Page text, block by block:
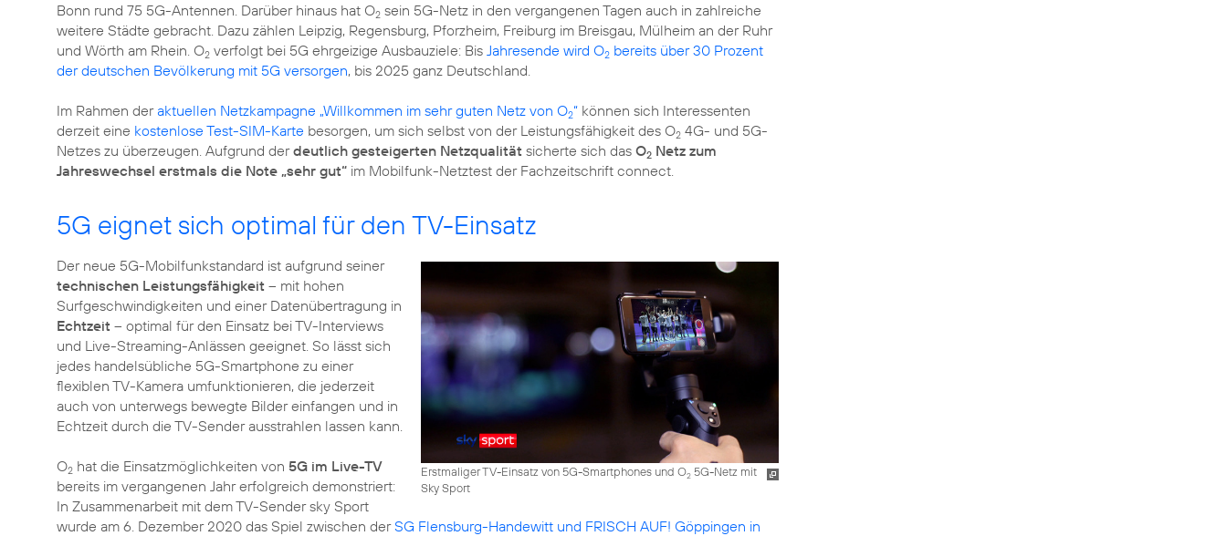
Bonn rund 75 5G-Antennen. Darüber hinaus hat O2 sein 5G-Netz in den vergangenen Tagen auch in zahlreiche
weitere Städte gebracht. Dazu zählen Leipzig, Regensburg, Pforzheim, Freiburg im Breisgau, Mülheim an der Ruhr
und Wörth am Rhein. O2 verfolgt bei 5G ehrgeizige Ausbauziele: Bis Jahresende wird O2 bereits über 30 Prozent
der deutschen Bevölkerung mit 5G versorgen, bis 2025 ganz Deutschland.
Im Rahmen deraktuellen Netzkampagne „Willkommen im sehr guten Netz von O2“ können sich Interessenten
derzeit eine kostenlose Test-SIM-Karte besorgen, um sich selbst von der Leistungsfähigkeit des O2 4G- und 5G-
Netzes zu überzeugen. Aufgrund derdeutlich gesteigerten Netzqualität sicherte sich das O2 Netz zum
Jahreswechsel erstmals die Note „sehr gut“ im Mobilfunk-Netztest der Fachzeitschrift connect.
5G eignet sich optimal für den TV-Einsatz
Erstmaliger TV-Einsatz von 5G-Smartphones und O25G-Netz mit
Sky Sport
Der neue 5G-Mobilfunkstandard ist aufgrund seiner
technischen Leistungsfähigkeit – mit hohen
Surfgeschwindigkeiten und einer Datenübertragung in
Echtzeit – optimal für den Einsatz bei TV-Interviews
und Live-Streaming-Anlässen geeignet. So lässt sich
jedes handelsübliche 5G-Smartphone zu einer
flexiblen TV-Kamera umfunktionieren, die jederzeit
auch von unterwegs bewegte Bilder einfangen und in
Echtzeit durch die TV-Sender ausstrahlen lassen kann.
O2 hat die Einsatzmöglichkeiten von 5G im Live-TV
bereits im vergangenen Jahr erfolgreich demonstriert:
In Zusammenarbeit mit dem TV-Sender sky Sport
wurde am 6. Dezember 2020 das Spiel zwischen derSG Flensburg-Handewitt und FRISCH AUF! Göppingen in